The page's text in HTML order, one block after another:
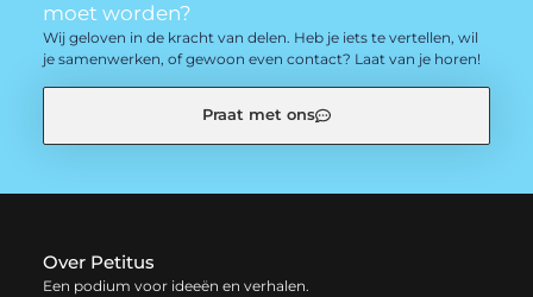
moet worden?
Wij geloven in de kracht van delen. Heb je iets te vertellen, wil
je samenwerken, of gewoon even contact? Laat van je horen!
Praat met ons
Over Petitus
Een podium voor ideeën en verhalen.